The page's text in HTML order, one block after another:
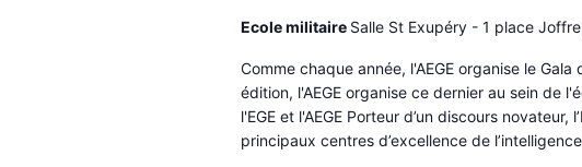
Ecole militaire Salle St Exupéry - 1 place
Comme chaque année, l'AEGE organise le
édition, l'AEGE organise ce dernier au sein de
l'EGE et l'AEGE Porteur d’un discours novateur,
principaux centres d’excellence de